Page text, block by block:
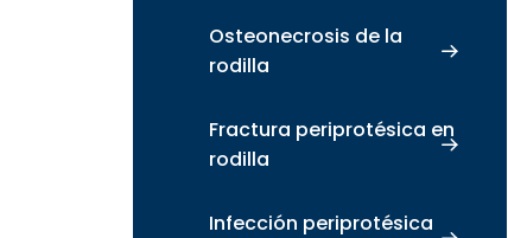
Osteonecrosis de la
rodilla
Fractura periprotésica en
rodilla
Infección periprotésica